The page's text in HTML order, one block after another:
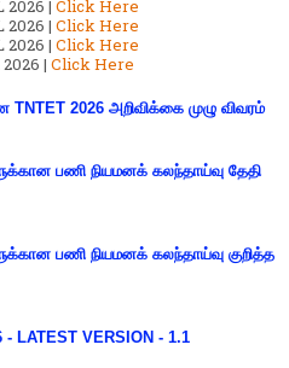
2026 | Click Here
2026 | Click Here
2026 | Click Here
| Click Here
TNTET 2026 அறிவிக்கை முழு விவரம்
பணி நியமனக் கலந்தாய்வு தேதி
பணி நியமனக் கலந்தாய்வு குறித்த
- LATEST VERSION - 1.1